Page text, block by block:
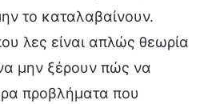
το καταλαβαίνουν.
λες είναι απλώς θεωρία
μην ξέρουν πώς να
προβλήματα που